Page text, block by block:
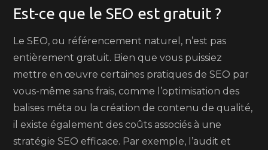
Est-ce que le SEO est gratuit ?
Le SEO, ou référencement naturel, n’est pas
entièrement gratuit. Bien que vous puissiez
mettre en œuvre certaines pratiques de SEO par
vous-même sans frais, comme l’optimisation des
balises méta ou la création de contenu de qualité,
il existe également des coûts associés à une
stratégie SEO efficace. Par exemple, l’audit et